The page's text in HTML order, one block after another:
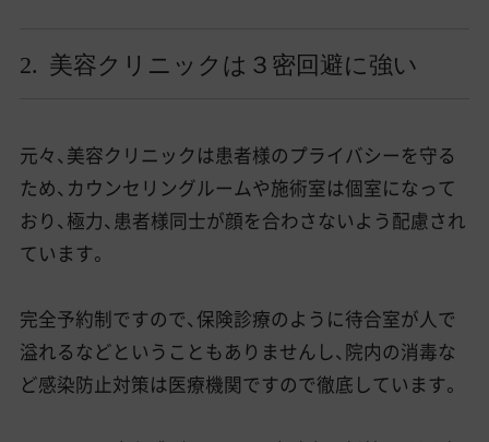
2. 美容クリニックは３密回避に強い
元々、美容クリニックは患者様のプライバシーを守る
ため、カウンセリングルームや施術室は個室になって
おり、極力、患者様同士が顔を合わさないよう配慮され
ています。
完全予約制ですので、保険診療のように待合室が人で
溢れるなどということもありませんし、院内の消毒な
ど感染防止対策は医療機関ですので徹底しています。